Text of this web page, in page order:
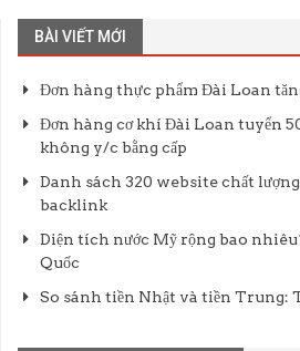
BÀI VIẾT MỚI
Đơn hàng thực phẩm Đài Loan
Đơn hàng cơ khí Đài Loan tuyển
không y/c bằng cấp
Danh sách 320 website chất
backlink
Diện tích nước Mỹ rộng bao
Quốc
So sánh tiền Nhật và tiền Trung: